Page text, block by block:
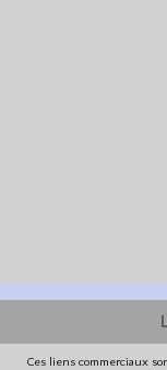
Ces liens commerciaux